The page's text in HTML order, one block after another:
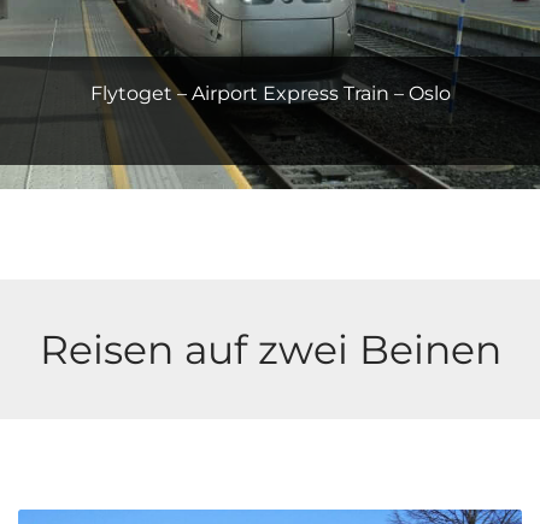
Suite Prestige – Hôtel Vernet – Paris
Reisen auf zwei Beinen